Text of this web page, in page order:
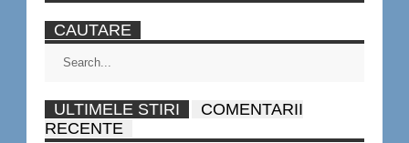
CAUTARE
ULTIMELE STIRI
COMENTARII
RECENTE